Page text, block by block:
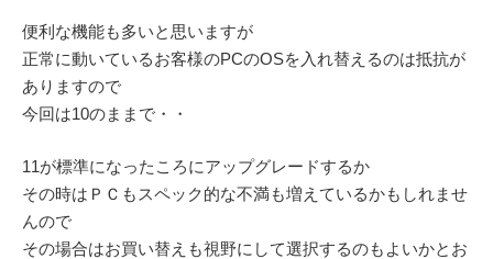
便利な機能も多いと思いますが
正常に動いているお客様のPCのOSを入れ替えるのは抵抗が
ありますので
今回は10のままで・・
11が標準になったころにアップグレードするか
その時はＰＣもスペック的な不満も増えているかもしれませ
んので
その場合はお買い替えも視野にして選択するのもよいかとお